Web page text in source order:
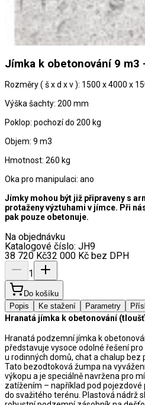
Jímka k obetonování 9 m3
Rozměry ( š x d x v ): 1500 x 4000 x
Výška šachty: 200 mm
Poklop: pochozí do 200 kg
Objem: 9 m3
Hmotnost: 260 kg
Oka pro manipulaci: ano
Jímky mohou být již připraveny s
protaženy výztuhami v jímce. Při
pak pouze obetonuje.
Na objednávku
Katalogové číslo: JH9
38 720 Kč32 000 Kč bez DPH
1
Do košíku
Popis
Ke stažení Parametry
Hranatá jímka k obetonování
Hranatá podzemní jímka k
představuje vysoce odolné řešení
u rodinných domů, chat a chalup bez
Tato bezodtoková žumpa na
výkopu a je speciálně navržena pro
zatížením – například pod pojezdové
do svažitého terénu. Plastová nádrž